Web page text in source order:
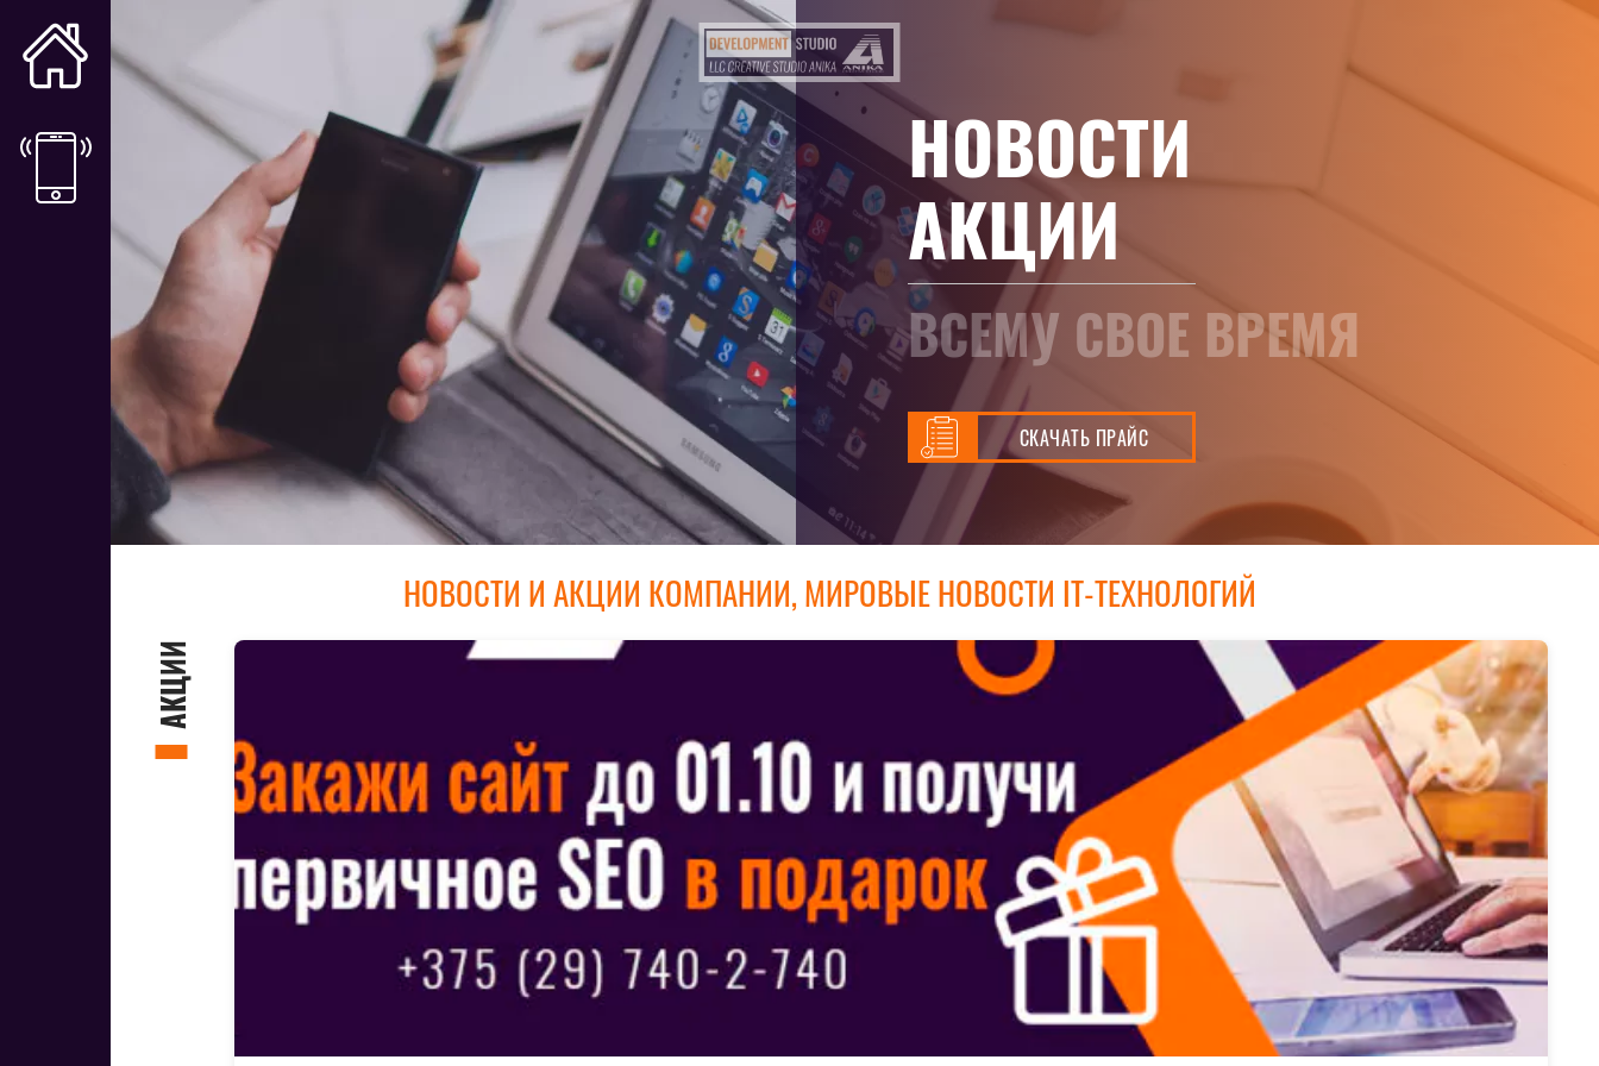
НОВОСТИ
АКЦИИ
ВСЕМУ СВОЕ ВРЕМЯ
СКАЧАТЬ ПРАЙС
НОВОСТИ И АКЦИИ КОМПАНИИ, МИРОВЫЕ НОВОСТИ IT-ТЕХНОЛОГИЙ
АКЦИИ